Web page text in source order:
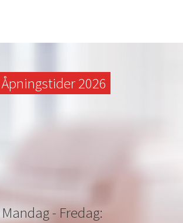
Åpningstider 2026
Mandag - Fredag: